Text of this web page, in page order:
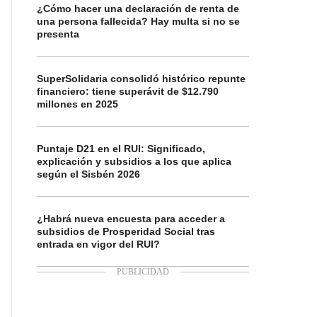
¿Cómo hacer una declaración de renta de
una persona fallecida? Hay multa si no se
presenta
SuperSolidaria consolidó histórico repunte
financiero: tiene superávit de $12.790
millones en 2025
Puntaje D21 en el RUI: Significado,
explicación y subsidios a los que aplica
según el Sisbén 2026
¿Habrá nueva encuesta para acceder a
subsidios de Prosperidad Social tras
entrada en vigor del RUI?